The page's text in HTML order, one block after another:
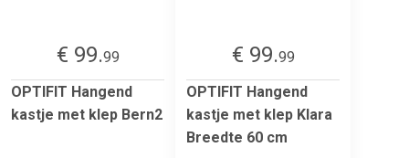
€ 99.99
OPTIFIT Hangend
kastje met klep Bern2
€ 99.99
OPTIFIT Hangend
kastje met klep Klara
Breedte 60 cm